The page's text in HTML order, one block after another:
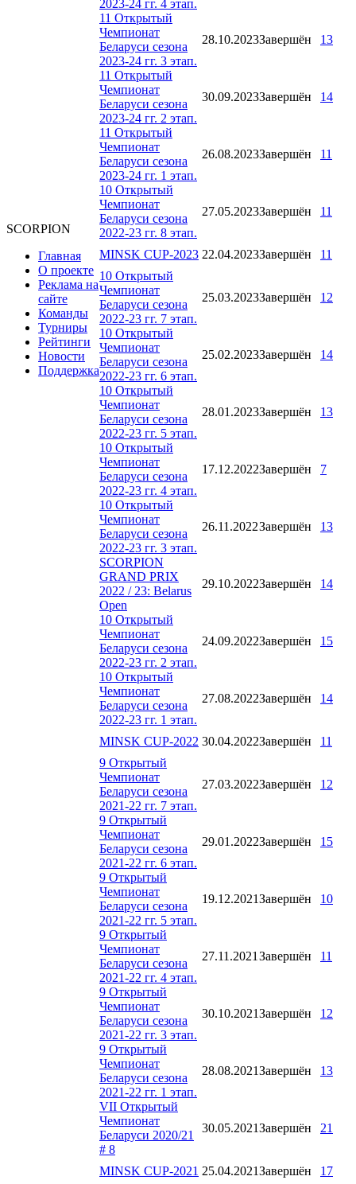
SCORPION
Главная
О проекте
Реклама на
сайте
Команды
Турниры
Рейтинги
Новости
Поддержка
2023-24 гг. 4 этап.
11 Открытый
Чемпионат
Беларуси сезона
2023-24 гг. 3 этап.
28.10.2023Завершён 13
11 Открытый
Чемпионат
Беларуси сезона
2023-24 гг. 2 этап.
30.09.2023Завершён 14
11 Открытый
Чемпионат
Беларуси сезона
2023-24 гг. 1 этап.
26.08.2023Завершён 11
10 Открытый
Чемпионат
Беларуси сезона
2022-23 гг. 8 этап.
27.05.2023Завершён 11
MINSK CUP-2023 22.04.2023Завершён
11
10 Открытый
Чемпионат
Беларуси сезона
2022-23 гг. 7 этап.
25.03.2023Завершён 12
10 Открытый
Чемпионат
Беларуси сезона
2022-23 гг. 6 этап.
25.02.2023Завершён 14
10 Открытый
Чемпионат
Беларуси сезона
2022-23 гг. 5 этап.
28.01.2023Завершён 13
10 Открытый
Чемпионат
Беларуси сезона
2022-23 гг. 4 этап.
17.12.2022Завершён 7
10 Открытый
Чемпионат
Беларуси сезона
2022-23 гг. 3 этап.
26.11.2022Завершён 13
SCORPION
GRAND PRIX
2022 / 23: Belarus
Open
29.10.2022Завершён 14
10 Открытый
Чемпионат
Беларуси сезона
2022-23 гг. 2 этап.
24.09.2022Завершён 15
10 Открытый
Чемпионат
Беларуси сезона
2022-23 гг. 1 этап.
27.08.2022Завершён 14
MINSK CUP-2022 30.04.2022Завершён
11
9 Открытый
Чемпионат
Беларуси сезона
2021-22 гг. 7 этап.
27.03.2022Завершён 12
9 Открытый
Чемпионат
Беларуси сезона
2021-22 гг. 6 этап.
29.01.2022Завершён 15
9 Открытый
Чемпионат
Беларуси сезона
2021-22 гг. 5 этап.
19.12.2021Завершён 10
9 Открытый
Чемпионат
Беларуси сезона
2021-22 гг. 4 этап.
27.11.2021 Завершён 11
9 Открытый
Чемпионат
Беларуси сезона
2021-22 гг. 3 этап.
30.10.2021Завершён 12
9 Открытый
Чемпионат
Беларуси сезона
2021-22 гг. 1 этап.
28.08.2021Завершён 13
VII Открытый
Чемпионат
Беларуси 2020/21
# 8
30.05.2021Завершён 21
MINSK CUP-2021 25.04.2021Завершён
17